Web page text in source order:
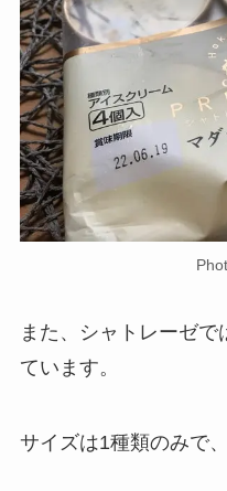
また、シャトレーゼ
ています。
サイズは1種類のみで